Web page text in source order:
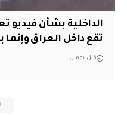
الداخلية بشأن فيديو
تقع داخل العراق وإنما
قبل يومين